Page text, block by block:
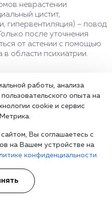
неврастении
цистит,
гипервентиляция) – повод
после уточнения
от астении с помощью
в области психиатрии.
в прошлом преодолели
стороны болезни.
работы, анализа
опыта на
cookie и сервис
Вы соглашаетесь с
на Вашем устройстве на
конфиденциальности.